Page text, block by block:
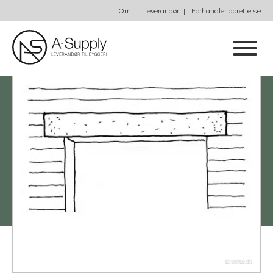
Om Leverandør Forhandler oprettelse